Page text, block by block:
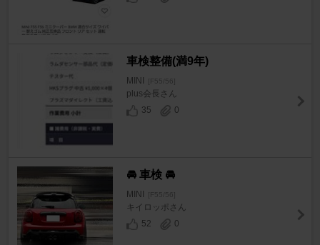
車検整備(満9年)
MINI [F55/56]
plus会長さん
35
0
🚘 車検 🚘
MINI [F55/56]
キイロッポさん
52
0